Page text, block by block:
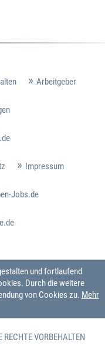
Arbeitgeber
Impressum
Jobs.de
und fortlaufend
Durch die weitere
von Cookies zu. Mehr
RECHTE VORBEHALTEN